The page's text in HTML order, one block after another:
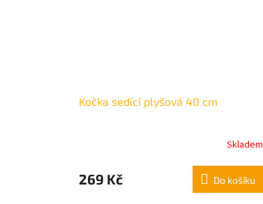
Kočka sedící plyšová 40 cm
Skladem
269 Kč Do košíku